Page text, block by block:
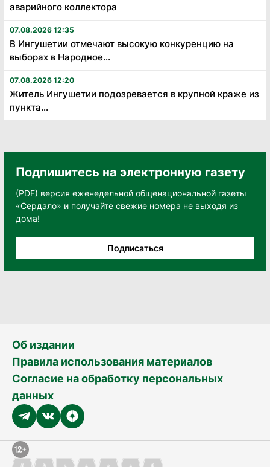
аварийного коллектора
07.08.2026 12:35
В Ингушетии отмечают высокую конкуренцию на
выборах в Народное...
07.08.2026 12:20
Житель Ингушетии подозревается в крупной краже из
пункта...
Подпишитесь на электронную газету
(PDF) версия еженедельной общенациональной газеты
«Сердало» и получайте свежие номера не выходя из
дома!
Подписаться
Об издании
Правила использования материалов
Согласие на обработку персональных
данных